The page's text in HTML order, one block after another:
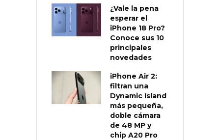
¿Vale la pena
esperar el
iPhone 18 Pro?
Conoce sus 10
principales
novedades
iPhone Air 2:
filtran una
Dynamic Island
más pequeña,
doble cámara
de 48 MP y
chip A20 Pro